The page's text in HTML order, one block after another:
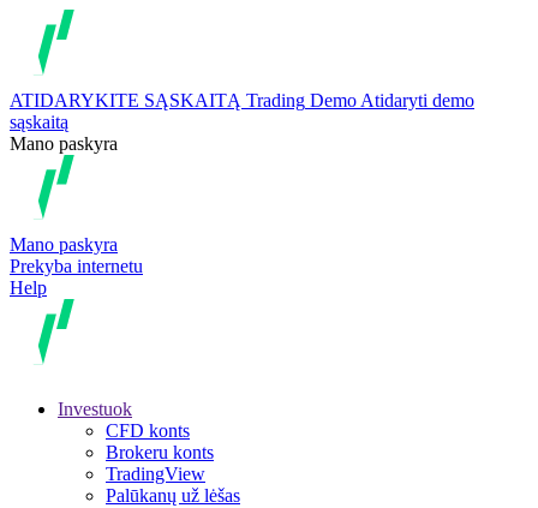
ATIDARYKITE SĄSKAITĄ Trading Demo Atidaryti demo
sąskaitą
Mano paskyra
Mano paskyra
Prekyba internetu
Help
Investuok
CFD konts
Brokeru konts
TradingView
Palūkanų už lėšas